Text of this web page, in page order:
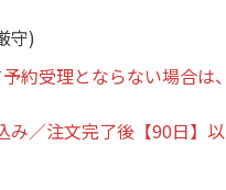
守)
約受理とならない場合
／注文完了後【90日】以